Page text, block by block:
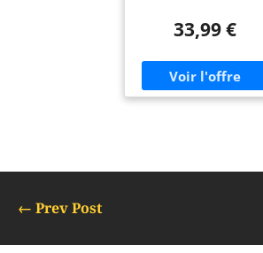
33,99 €
← Prev Post